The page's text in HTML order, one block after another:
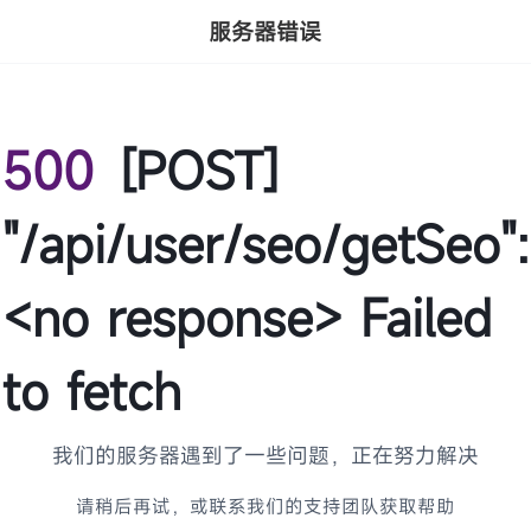
服务器错误
500 [POST]
"/api/user/seo/getSeo":
<no response> Failed
to fetch
我们的服务器遇到了一些问题，正在努力解决
请稍后再试，或联系我们的支持团队获取帮助